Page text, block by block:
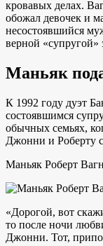
кровавых делах.
обожал девочек и
несостоявшийся
верной «супругой»
Маньяк
К 1992 году дуэт
состоявшимся
обычных семьях,
Джонни и Роберту
Маньяк Роберт
«Дорогой, вот
то после ночи
Джонни. Тот,